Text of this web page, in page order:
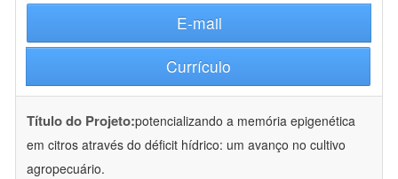
E-mail
Currículo
Título do Projeto:potencializando a memória epigenética
em citros através do déficit hídrico: um avanço no cultivo
agropecuário.